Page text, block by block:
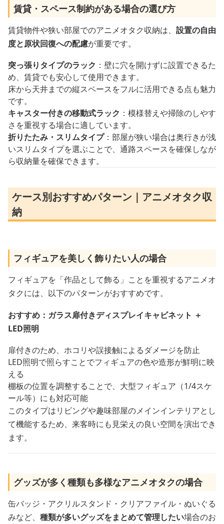
賃貸・スペース制約がある場合の選び方
賃貸物件や狭い部屋でのアニメオタク収納は、 設置の自由
度と原状回復への配慮が重要です。
突っ張りタイプのラック ：壁に穴を開けずに設置できるた
め、賃貸でも安心して使用できます。
床から天井までの縦スペースをフルに活用できる点も魅力
です。
キャスター付きの移動式ラック ：模様替えや掃除のしやす
さを重視する場合に適しています。
折りたたみ・スリムタイプ：部屋が狭い場合は奥行きが浅
いスリムタイプを選ぶことで、通路スペースを確保しなが
ら収納量を確保できます。
ケース別おすすめパターン｜アニメオタク収
納
フィギュアを美しく飾りたい人の場合
フィギュアを「作品として飾る」ことを重視するアニメオ
タクには、以下のパターンがおすすめです。
おすすめ：ガラス扉付きディスプレイキャビネット ＋
LED照明
扉付きのため、ホコリや誤接触によるダメージを防止
LED照明で照らすことでフィギュアの色や造形が鮮明に映
える
棚板の位置を調整することで、大型フィギュア（1/4スケ
ール等）にも対応可能
このタイプはリビングや趣味部屋のメインインテリアとし
て機能するため、来客時にも見栄えの良い空間を演出でき
ます。
グッズが多く種類も多様なアニメオタクの場合
缶バッジ・アクリルスタンド・クリアファイル・ぬいぐる
みなど、 種類が多いグッズをまとめて管理したい場合のお